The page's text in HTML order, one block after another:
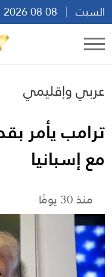
السبت
03:44
عربي وإقليمي
ترامب يأمر
مع إسبانيا
منذ 30 يومًا